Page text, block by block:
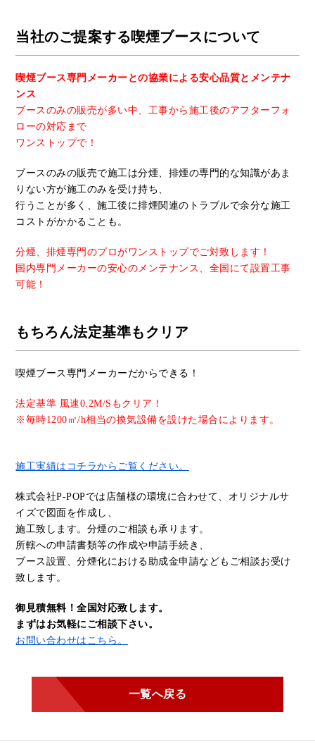
当社のご提案する喫煙ブースについて
喫煙ブース専門メーカーとの協業による安心品質とメンテナ
ンス
ブースのみの販売が多い中、工事から施工後のアフターフォ
ローの対応まで
ワンストップで！
ブースのみの販売で施工は分煙、排煙の専門的な知識があま
りない方が施工のみを受け持ち、
行うことが多く、施工後に排煙関連のトラブルで余分な施工
コストがかかることも。
分煙、排煙専門のプロがワンストップでご対致します！
国内専門メーカーの安心のメンテナンス、全国にて設置工事
可能！
もちろん法定基準もクリア
喫煙ブース専門メーカーだからできる！
法定基準 風速0.2M/S も クリア！
※ 毎時1200 ㎥/h相当の換気設備を設けた場合によります。
施工実績はコチラからご覧ください。
株式会社P-POPでは店舗様の環境に合わせて、オリジナルサ
イズで図面を作成し、
施工致します。分煙のご相談も承ります。
所轄への申請書類等の作成や申請手続き、
ブース設置、分煙化における助成金申請などもご相談お受け
致します。
御見積無料！全国対応致します。
まずはお気軽にご相談下さい。
お問い合わせはこちら。
一覧へ戻る